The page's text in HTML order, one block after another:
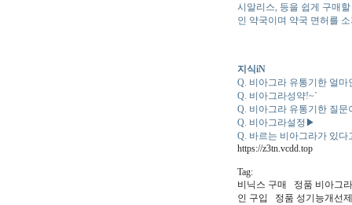
시알리스, 등을 쉽게 구매
인 약국이며 약국 면허를
지식iN
Q. 비아그라 유통기한 얼마
Q. 비아그라성약!~`
Q. 비아그라 유통기한 질
Q. 비아그라설정▶
Q. 바르는 비아그라가 있다
https://z3tn.vcdd.top
Tag:
비닉스 구매 정품 비아그
인 구입 정품 성기능개선